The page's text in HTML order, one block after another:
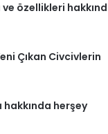
ve özellikleri
Çıkan Civcivlerin
hakkında herşey